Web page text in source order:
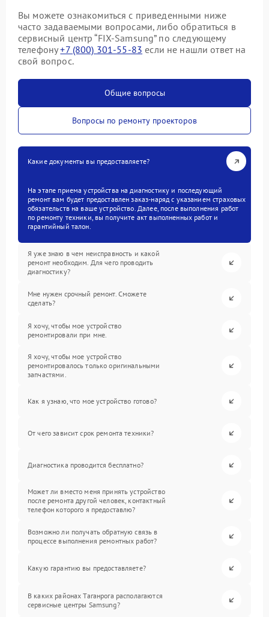
Вы можете ознакомиться с приведенными ниже
часто задаваемыми вопросами, либо обратиться в
сервисный центр “FIX-Samsung” по следующему
телефону+7 (800) 301-55-83 если не нашли ответ на
свой вопрос.
Общие вопросы
Вопросы по ремонту проекторов
Какие документы вы предоставляете?
На этапе приема устройства на диагностику и последующий
ремонт вам будет предоставлен заказ-наряд с указанием страховых
обязательств на ваше устройство. Далее, после выполнения работ
по ремонту техники, вы получите акт выполненных работ и
гарантийный талон.
Я уже знаю в чем неисправность и какой
ремонт необходим. Для чего проводить
диагностику?
Мне нужен срочный ремонт. Сможете
сделать?
Я хочу, чтобы мое устройство
ремонтировали при мне.
Я хочу, чтобы мое устройство
ремонтировалось только оригинальными
запчастями.
Как я узнаю, что мое устройство готово?
От чего зависит срок ремонта техники?
Диагностика проводится бесплатно?
Может ли вместо меня принять устройство
после ремонта другой человек, контактный
телефон которого я предоставлю?
Возможно ли получать обратную связь в
процессе выполнения ремонтных работ?
Какую гарантию вы предоставляете?
В каких районах Таганрога располагаются
сервисные центры Samsung?